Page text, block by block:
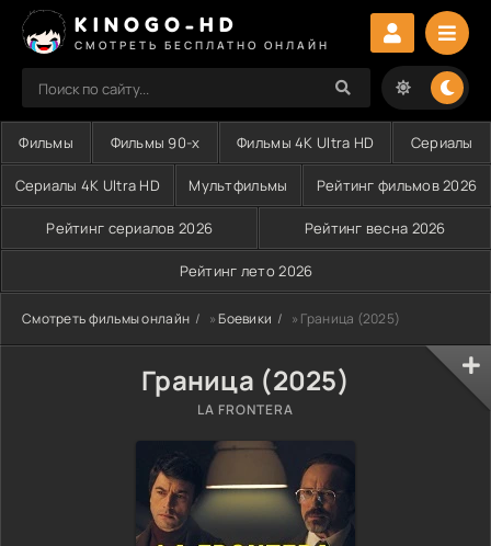
KINOGO-HD
СМОТРЕТЬ БЕСПЛАТНО ОНЛАЙН
Фильмы Фильмы 90-х Фильмы 4K Ultra HD Сериалы
Сериалы 4K Ultra HD Мультфильмы Рейтинг фильмов 2026
Рейтинг сериалов 2026 Рейтинг весна 2026
Рейтинг лето 2026
Смотреть фильмы онлайн »Боевики » Граница (2025)
Граница (2025)
LA FRONTERA